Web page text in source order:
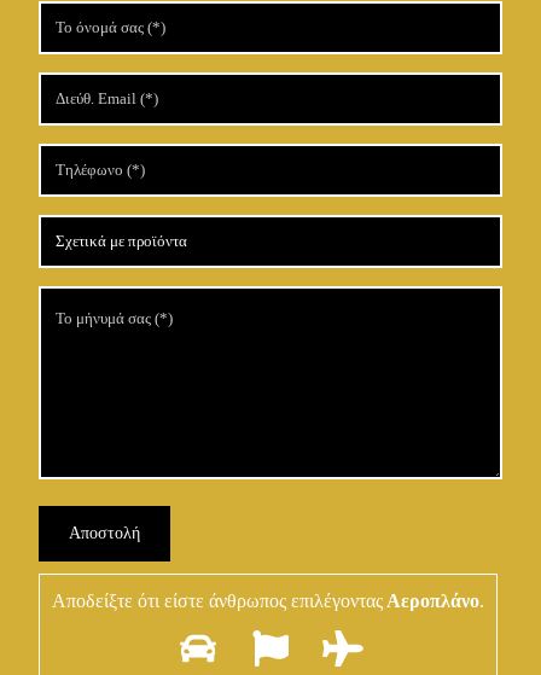
Αποδείξτε ότι είστε άνθρωπος επιλέγοντας Αεροπλάνο.